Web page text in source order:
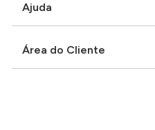
Ajuda
Área do Cliente